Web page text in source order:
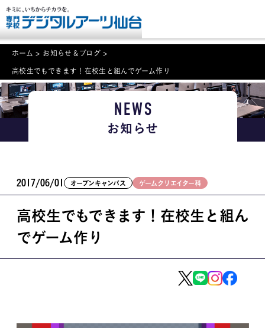
NEWS
学科・専攻案内
学校案内
イベント案内
学びの環境
ホーム > お知らせ＆ブログ >
高校生でもできます！在校生と組んでゲーム作り
NEWS
お知らせ
2017/06/01 オープンキャンパス ゲームクリエイター科
高校生でもできます！在校生と組ん
でゲーム作り